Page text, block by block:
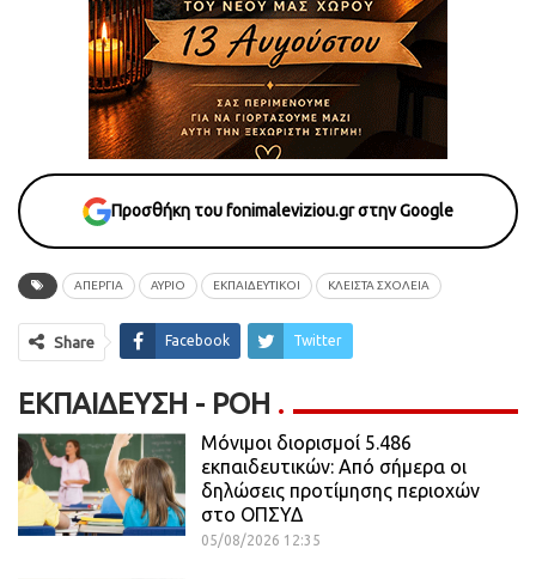
Προσθήκη του fonimaleviziou.gr στην Google
ΑΠΕΡΓΙΑ ΑΥΡΙΟ ΕΚΠΑΙΔΕΥΤΙΚΟΙ ΚΛΕΙΣΤΑ ΣΧΟΛΕΙΑ
Share Facebook Twitter
ΕΚΠΑΊΔΕΥΣΗ - ΡΟΗ
Μόνιμοι διορισμοί 5.486
εκπαιδευτικών: Από σήμερα οι
δηλώσεις προτίμησης περιοχών
στο ΟΠΣΥΔ
05/08/2026 12:35